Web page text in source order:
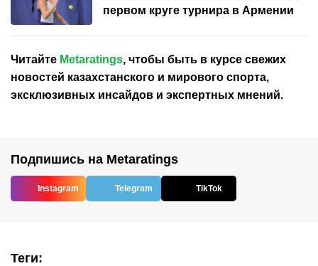
первом круге турнира в Армении
Читайте Metaratings, чтобы быть в курсе свежих
новостей казахстанского и мирового спорта,
эксклюзивных инсайдов и экспертных мнений.
Подпишись на Metaratings
Instagram Telegram TikTok
Теги: